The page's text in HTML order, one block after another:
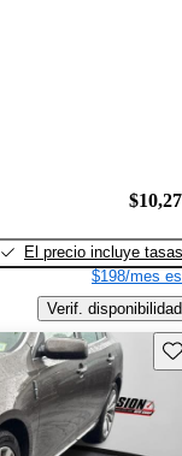
El precio incluye tasas
$198/mes
Verif. disponibilidad